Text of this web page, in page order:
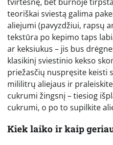
teoriškai sviestą galima
aliejumi (pavyzdžiui, rapsų
tekstūra po kepimo taps
ar keksiukus – jis bus
klasikinį sviestinio kekso
priežasčių nuspręsite keisti
mililitrų aliejaus ir
cukrumi žingsnį – tiesiog
cukrumi, o po to supilkite
Kiek laiko ir kaip